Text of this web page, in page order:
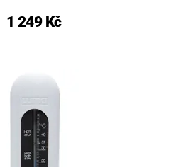
1 249 Kč